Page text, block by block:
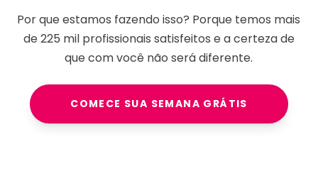
Por que estamos fazendo isso? Porque temos mais
de225 milprofissionais satisfeitos e a certeza de
que com você não será diferente.
COMECE SUA SEMANA GRÁTIS